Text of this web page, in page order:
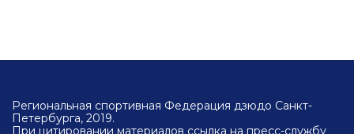
Региональная спортивная Федерация дзюдо Санкт-
Петербурга, 2019.
При цитировании материалов ссылка на пресс-службу